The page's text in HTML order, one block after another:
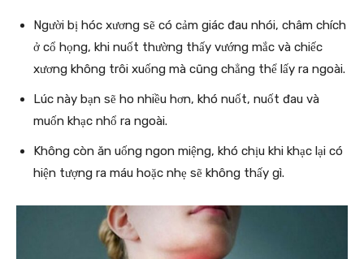
Người bị hóc xương sẽ có cảm giác đau nhói, châm chích
ở cổ họng, khi nuốt thường thấy vướng mắc và chiếc
xương không trôi xuống mà cũng chẳng thể lấy ra ngoài.
Lúc này bạn sẽ ho nhiều hơn, khó nuốt, nuốt đau và
muốn khạc nhổ ra ngoài.
Không còn ăn uống ngon miệng, khó chịu khi khạc lại có
hiện tượng ra máu hoặc nhẹ sẽ không thấy gì.